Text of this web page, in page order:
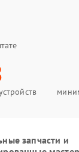
запчасти и